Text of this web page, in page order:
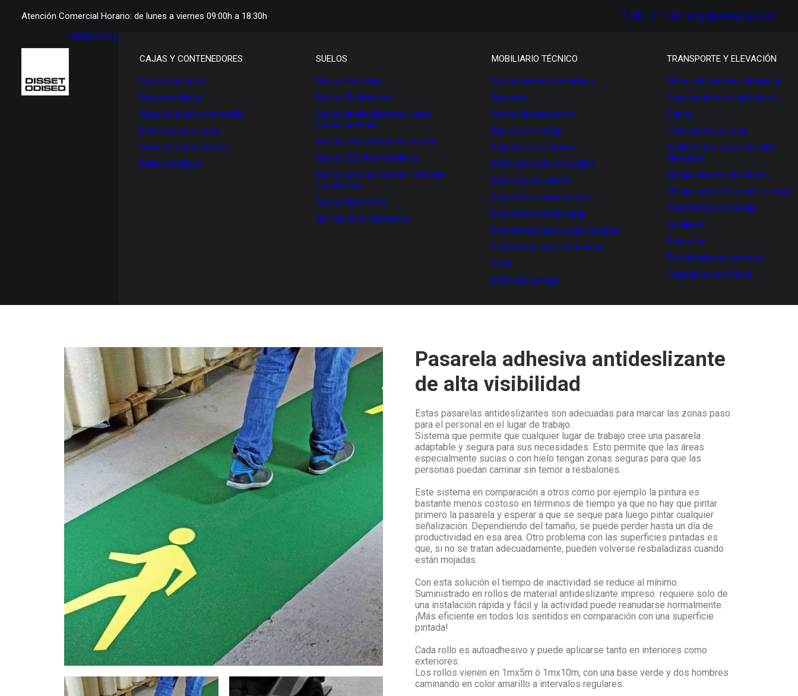
Atención Comercial Horario: de lunes a viernes 09:00h a 18:30h T. 900 17 17 00 info@dissetodiseo.com
PRODUCTOS
CAJAS Y CONTENEDORES
Cajas de plástico
Cajas metálicas
Cajas de plástico a medida
Mobiliario para cajas
Grandes Contenedores
Palés metálicos
SUELOS
Suelos Antifatiga
Suelos Multifunción
Suelos antideslizantes y para
zonas húmedas
Suelos y alfombras de entrada
Suelos ESD Anti-estáticos
Suelos para actividades infantiles
o deportivas
Suelos deportivos
Aplicaciones especiales
MOBILIARIO TÉCNICO
Composiciones mobiliario
Armarios
Carros de transporte
Bancos de trabajo
Taquillas de vestuario
Mobiliario acero inoxidable
Mobiliario de oficina
Estanterías carga manual
Estanterías media carga
Estanterías para cargas pesadas
Protectores para estanterías
Sillas
Mobiliario garage
TRANSPORTE Y ELEVACIÓN
Mesas elevadoras hidráulicas
Posicionadores y apiladores
Carros
Transpaletas y grúas
Implementos para carretilla
elevadora
Manipuladores de bidones
Manipulación de grandes cargas
Plataformas de trabajo
Escaleras
Andamios
Remolcadores eléctricos
Fregadoras eléctricas
Pasarela adhesiva antideslizante
de alta visibilidad
Estas pasarelas antideslizantes son adecuadas para marcar las zonas paso
para el personal en el lugar de trabajo.
Sistema que permite que cualquier lugar de trabajo cree una pasarela
adaptable y segura para sus necesidades. Esto permite que las áreas
especialmente sucias o con hielo tengan zonas seguras para que las
personas puedan caminar sin temor a resbalones.
Este sistema en comparación a otros como por ejemplo la pintura es
bastante menos costoso en términos de tiempo ya que no hay que pintar
primero la pasarela y esperar a que se seque para luego pintar cualquier
señalización. Dependiendo del tamaño, se puede perder hasta un día de
productividad en esa área. Otro problema con las superficies pintadas es
que, si no se tratan adecuadamente, pueden volverse resbaladizas cuando
están mojadas.
Con esta solución el tiempo de inactividad se reduce al mínimo.
Suministrado en rollos de material antideslizante impreso requiere solo de
una instalación rápida y fácil y la actividad puede reanudarse normalmente.
¡Más eficiente en todos los sentidos en comparación con una superficie
pintada!
Cada rollo es autoadhesivo y puede aplicarse tanto en interiores como
exteriores.
Los rollos vienen en 1mx5m ó 1mx10m, con una base verde y dos hombres
caminando en color amarillo a intervalos regulares.